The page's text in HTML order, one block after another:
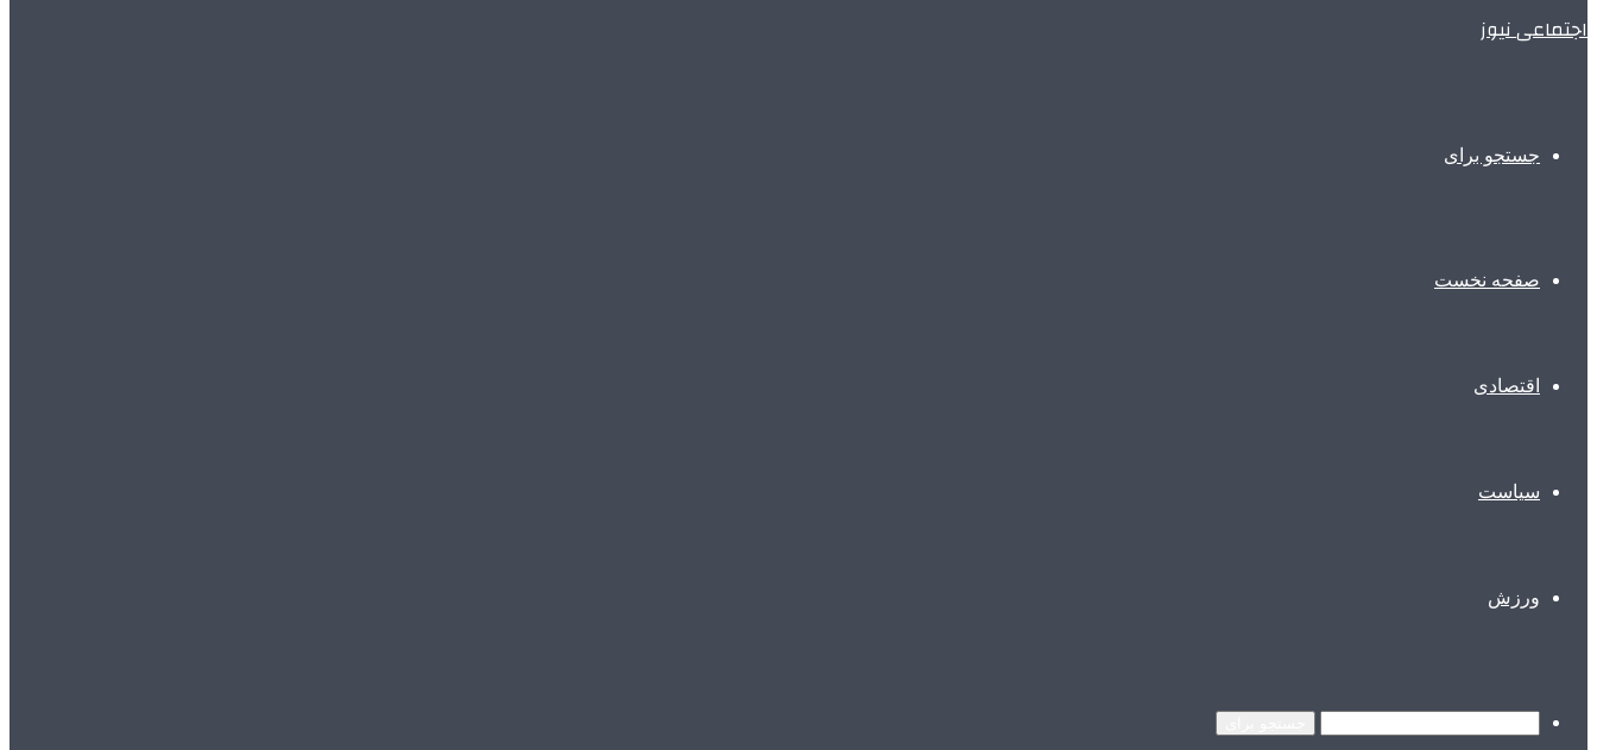
اجتماعی نیوز
جستجو برای
صفحه نخست
اقتصادی
سیاست
ورزش